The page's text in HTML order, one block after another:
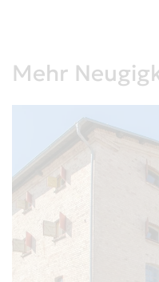
Mehr